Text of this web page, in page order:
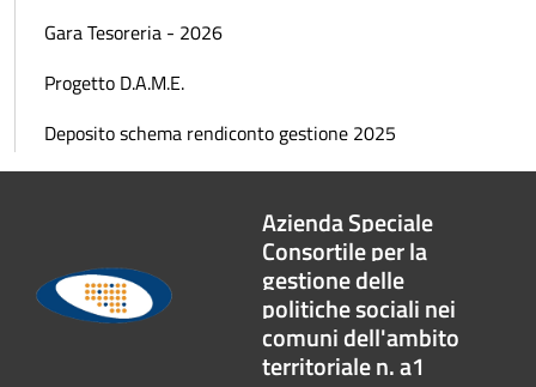
Gara Tesoreria - 2026
Progetto D.A.M.E.
Deposito schema rendiconto gestione 2025
Azienda Speciale
Consortile per la
gestione delle
politiche sociali nei
comuni dell'ambito
territoriale n. a1